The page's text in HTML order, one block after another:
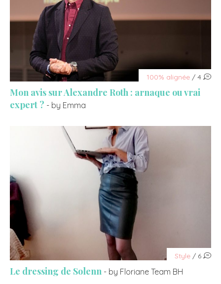
100% alignée / 4
Mon avis sur Alexandre Roth : arnaque ou vrai
expert ? - by Emma
Style / 6
Le dressing de Solenn - by Floriane Team BH